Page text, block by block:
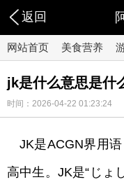
返回
网站首页 美食营养
jk是什么意思是什
时间：2026-04-22 01:23:24
JK是ACGN界用
高中生。JK是“じょ